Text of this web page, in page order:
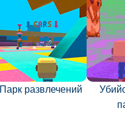
Парк развлечений